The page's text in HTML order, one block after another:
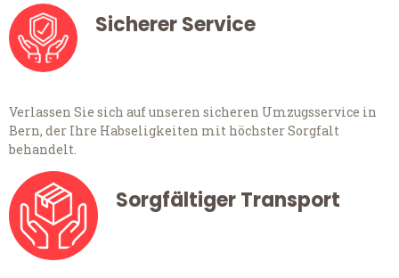
Sicherer Service
Verlassen Sie sich auf unseren sicheren Umzugsservice in
Bern, der Ihre Habseligkeiten mit höchster Sorgfalt
behandelt.
Sorgfältiger Transport